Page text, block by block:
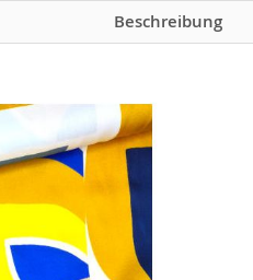
Beschreibung